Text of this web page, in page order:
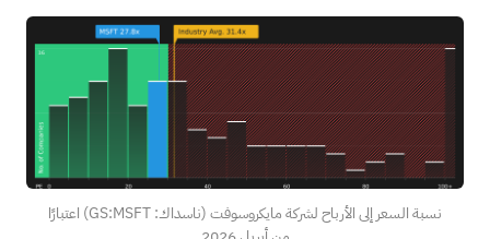
نسبة السعر إلى الأرباح لشركة مايكروسوفت (ناسداك: GS:MSFT) اعتبارًا